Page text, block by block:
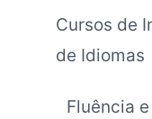
Conteúdo
Cursos de
de Idiomas
Fluência